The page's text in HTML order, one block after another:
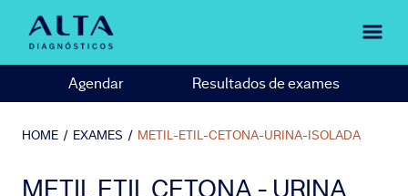
Agendar Resultados de exames
HOME / EXAMES / METIL-ETIL-CETONA-URINA-ISOLADA
METIL ETIL CETONA - URINA